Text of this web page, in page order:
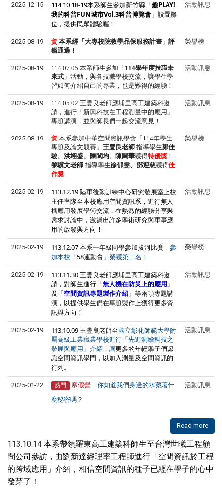
2025-12-15 114.10.18-19本系師生參加新竹縣「趣PLAY!
我的科普FUN城市Vol.3科普博覽會 」設置攤
位，提供民眾體驗喔！
活動訊息
2025-08-19 賀 本系經「大專校院教學品保服務計畫」評
鑑通過！
榮譽榜
2025-08-19 114.07.05 本系師生參加「 114學年度技職未
來式 」活動，與各技職學校交流，讓學生學
習如何介紹自己的專業，也是難得的經驗！
活動訊息
2025-08-19 114.05.02 王豐良老師應埔里高工建築科邀
請，進行「新興科技在工程測量中的應用」
專題講演，並與師長們一起交流意見！
活動訊息
2025-08-19 賀 本系參加中華空間資訊學會「 114年學生
專題及論文競賽」 王豐良老師 指導學生鄭佳
駿、洪翊盛、陳閩均、陳閩華獲得特優獎 ！
黎驥文老師 指導學生徐郁雯、鄧迎慈獲得佳
作獎
榮譽榜
2025-02-19
113.12.19 陸軍後勤訓練中心研究發展室上校
主任率隊至本校應用空間資訊系，進行無人
機應用發展學術交流，在熱烈的經驗分享與
需求討論中，激盪出許多學術研究與軍事應
用的啟發與方向！
活動訊息
2025-02-19 113.12.07 本系一年級同學參加拔河比賽， 參
加本校「 58運動會 」榮獲第二名！
榮譽榜
2025-02-19
113.11.30 王豐良老師應埔里高工建築科邀
請，對師生進行「無人機在防災上的應用 」
及「空間資訊專題製作介紹 」等兩項專題講
演，以提供學生們在專題製作上獲得更多資
訊與方向！
活動訊息
2025-02-19 113.10.09 王豐良老師至 國立彰化師範大學附
屬高級工業職業學校進行 「先進測繪科技之
發展與應用」介紹，讓更多的年輕學子們認
識空間資訊學門，以加入測量及空間資訊的
行列。
活動訊息
2025-01-22 熱門 寒假營你知道我們身邊的水藏著什
麼秘密嗎？
活動訊息
Read more
113.10.14 本系帶領羅東高工建築科師生至台灣世曦工程顧
問公司參訪，由劉新達經理率工程師進行「空間資訊於工程
的跨域應用」介紹，相信空間資訊的種子已經在學子的心中
發芽了！